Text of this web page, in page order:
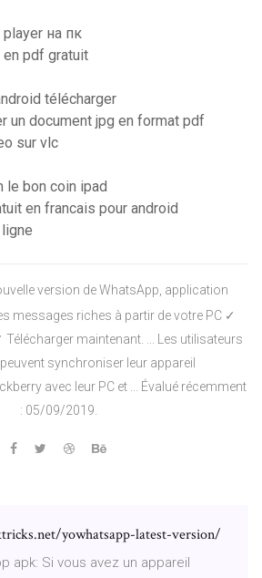
на пк
pdf gratuit
télécharger
un document jpg en format pdf
sur vlc
le bon coin ipad
en francais pour android
version de WhatsApp, application
messages riches à partir de votre PC ✓
maintenant. ... Les utilisateurs
synchroniser leur appareil
avec leur PC et ... Évalué récemment
: 05/09/2019.
yowhatsapp-latest-version/
apk: Si vous avez un appareil